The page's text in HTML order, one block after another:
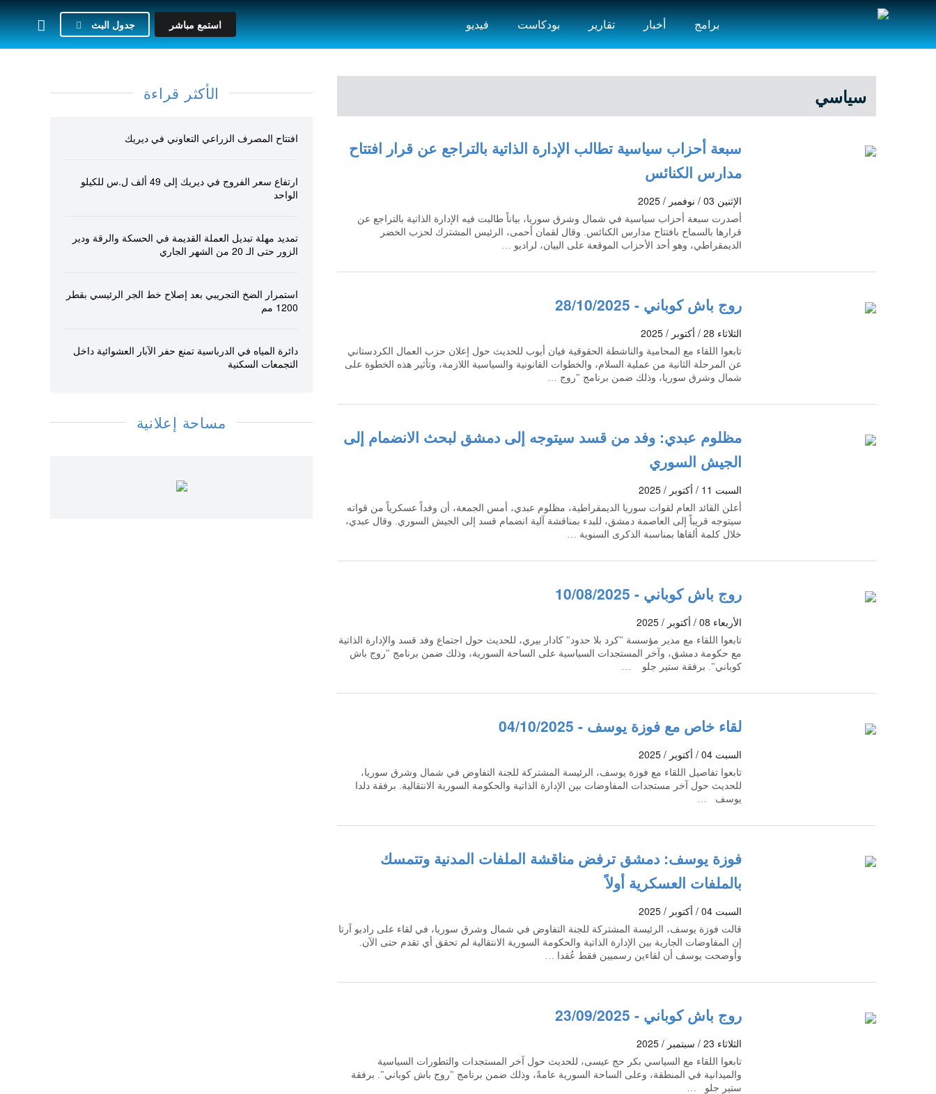
برامج أخبار تقارير بودكاست فيديو جدول البث استمع مباشر
الأكثر قراءة
افتتاح المصرف الزراعي التعاوني في ديريك
ارتفاع سعر الفروج في ديريك إلى 49 ألف ل.س للكيلو
الواحد
تمديد مهلة تبديل العملة القديمة في الحسكة والرقة ودير
الزور حتى الـ 20 من الشهر الجاري
استمرار الضخ التجريبي بعد إصلاح خط الجر الرئيسي بقطر
1200 مم
دائرة المياه في الدرباسية تمنع حفر الآبار العشوائية داخل
التجمعات السكنية
مساحة إعلانية
سياسي
سبعة أحزاب سياسية تطالب الإدارة الذاتية بالتراجع عن قرار افتتاح
مدارس الكنائس
الإثنين 03 / نوفمبر / 2025
أصدرت سبعة أحزاب سياسية في شمال وشرق سوريا، بياناً طالبت فيه الإدارة الذاتية بالتراجع عن
قرارها بالسماح بافتتاح مدارس الكنائس. وقال لقمان أحمى، الرئيس المشترك لحزب الخضر
الديمقراطي، وهو أحد الأحزاب الموقعة على البيان، لراديو …
روج باش كوباني - 28/10/2025
الثلاثاء 28 / أكتوبر / 2025
تابعوا اللقاء مع المحامية والناشطة الحقوقية فيان أيوب للحديث حول إعلان حزب العمال الكردستاني
عن المرحلة الثانية من عملية السلام، والخطوات القانونية والسياسية اللازمة، وتأثير هذه الخطوة على
شمال وشرق سوريا، وذلك ضمن برنامج "روج …
مظلوم عبدي: وفد من قسد سيتوجه إلى دمشق لبحث الانضمام إلى
الجيش السوري
السبت 11 / أكتوبر / 2025
أعلن القائد العام لقوات سوريا الديمقراطية، مظلوم عبدي، أمس الجمعة، أن وفداً عسكرياً من قواته
سيتوجه قريباً إلى العاصمة دمشق، للبدء بمناقشة آلية انضمام قسد إلى الجيش السوري. وقال عبدي،
خلال كلمة ألقاها بمناسبة الذكرى السنوية …
روج باش كوباني - 10/08/2025
الأربعاء 08 / أكتوبر / 2025
تابعوا اللقاء مع مدير مؤسسة "كرد بلا حدود" كادار بيري، للحديث حول اجتماع وفد قسد والإدارة الذاتية
مع حكومة دمشق، وآخر المستجدات السياسية على الساحة السورية، وذلك ضمن برنامج "روج باش
كوباني". برفقة ستير جلو …
لقاء خاص مع فوزة يوسف - 04/10/2025
السبت 04 / أكتوبر / 2025
تابعوا تفاصيل اللقاء مع فوزة يوسف، الرئيسة المشتركة للجنة التفاوض في شمال وشرق سوريا،
للحديث حول آخر مستجدات المفاوضات بين الإدارة الذاتية والحكومة السورية الانتقالية. برفقة دلدا
يوسف …
فوزة يوسف: دمشق ترفض مناقشة الملفات المدنية وتتمسك
بالملفات العسكرية أولاً
السبت 04 / أكتوبر / 2025
قالت فوزة يوسف، الرئيسة المشتركة للجنة التفاوض في شمال وشرق سوريا، في لقاء على راديو آرتا
إن المفاوضات الجارية بين الإدارة الذاتية والحكومة السورية الانتقالية لم تحقق أي تقدم حتى الآن.
وأوضحت يوسف أن لقاءين رسميين فقط عُقدا …
روج باش كوباني - 23/09/2025
الثلاثاء 23 / سبتمبر / 2025
تابعوا اللقاء مع السياسي بكر حج عيسى، للحديث حول آخر المستجدات والتطورات السياسية
والميدانية في المنطقة، وعلى الساحة السورية عامةً، وذلك ضمن برنامج "روج باش كوباني". برفقة
ستير جلو …